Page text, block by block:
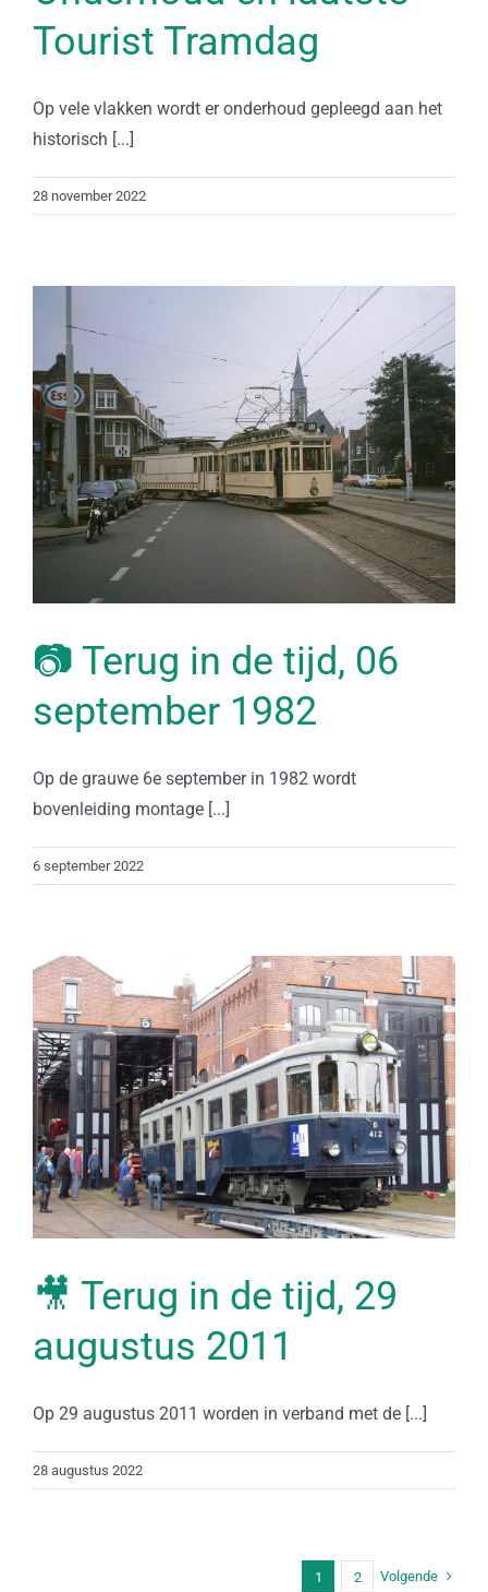
Tourist Tramdag
Op vele vlakken wordt er onderhoud gepleegd aan het
historisch [...]
28 november 2022
📷 Terug in de tijd, 06
september 1982
Op de grauwe 6e september in 1982 wordt
bovenleiding montage [...]
6 september 2022
🎥 Terug in de tijd, 29
augustus 2011
Op 29 augustus 2011 worden in verband met de [...]
28 augustus 2022
1 2 Volgende